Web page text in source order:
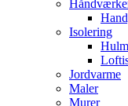
Isolering
Jordvarme
Maler
Murer